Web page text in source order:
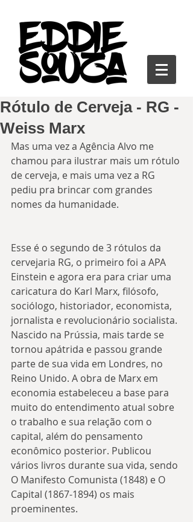
Rótulo de Cerveja - RG -
Weiss Marx
Mas uma vez a Agência Alvo me
chamou para ilustrar mais um rótulo
de cerveja, e mais uma vez a RG
pediu pra brincar com grandes
nomes da humanidade.
Esse é o segundo de 3 rótulos da
cervejaria RG, o primeiro foi a APA
Einstein e agora era para criar uma
caricatura do Karl Marx, filósofo,
sociólogo, historiador, economista,
jornalista e revolucionário socialista.
Nascido na Prússia, mais tarde se
tornou apátrida e passou grande
parte de sua vida em Londres, no
Reino Unido. A obra de Marx em
economia estabeleceu a base para
muito do entendimento atual sobre
o trabalho e sua relação com o
capital, além do pensamento
econômico posterior. Publicou
vários livros durante sua vida, sendo
O Manifesto Comunista (1848) e O
Capital (1867-1894) os mais
proeminentes.